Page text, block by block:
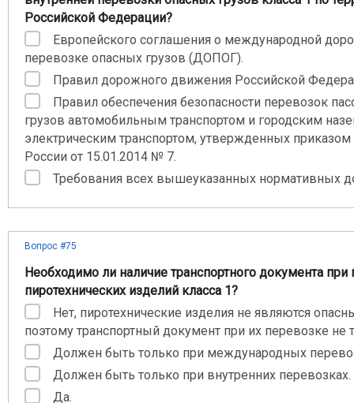
Российской Федерации?
Европейского соглашения о международной
перевозке опасных грузов (ДОПОГ).
Правил дорожного движения Российской
Правил обеспечения безопасности перевозок
грузов автомобильным транспортом и городским
электрическим транспортом, утвержденных
России от 15.01.2014 № 7.
Требования всех вышеуказанных нормативных
Вопрос #75
Необходимо ли наличие транспортного документа при
пиротехнических изделий класса 1?
Нет, пиротехнические изделия не являются
поэтому транспортный документ при их перевозке не
Должен быть только при международных
Должен быть только при внутренних перевозках.
Да.